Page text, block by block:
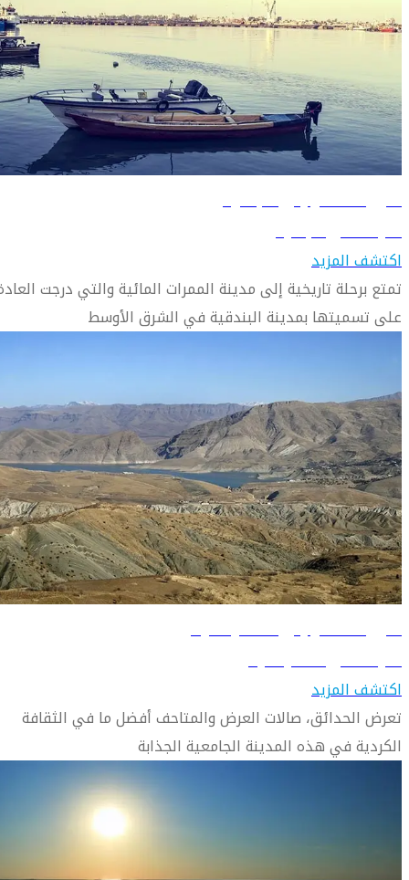
دليل السفر إلى البصرة
تعرّف على البصرة
اكتشف المزيد
تمتع برحلة تاريخية إلى مدينة الممرات المائية والتي درجت
على تسميتها بمدينة البندقية في الشرق الأوسط
دليل السفر إلى السليمانية
تعرّف على السليمانية
اكتشف المزيد
تعرض الحدائق، صالات العرض والمتاحف أفضل ما في الثقافة
الكردية في هذه المدينة الجامعية الجذابة